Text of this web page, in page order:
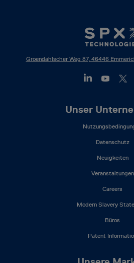
Groendahlscher Weg 87, 46446
Unser
Datenschutz
Neuigkeiten
Veranstaltungen
Careers
Modern Slavery
Büros
Patent